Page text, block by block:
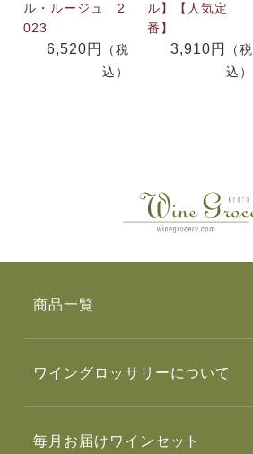
ル・ルージュ 2
023
6,520円
（税
込）
ル】【人気定
番】
3,910円
（税
込）
商品一覧
ワイングロッサリーについて
毎月お届けワインセット